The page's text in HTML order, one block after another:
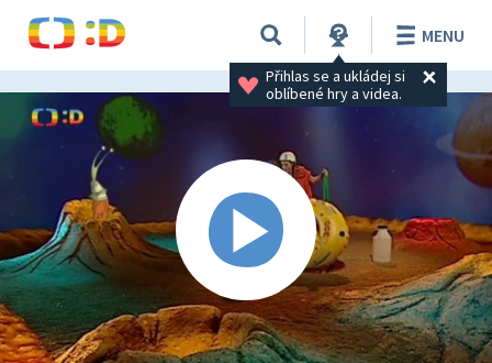
Přihlas se a ukládej si
oblíbené hry a videa.
MENU